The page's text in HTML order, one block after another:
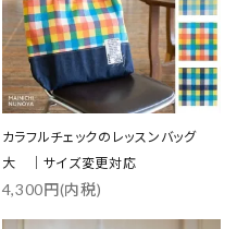
カラフルチェックのレッスンバッグ
大 ｜サイズ変更対応
4,300円(内税)